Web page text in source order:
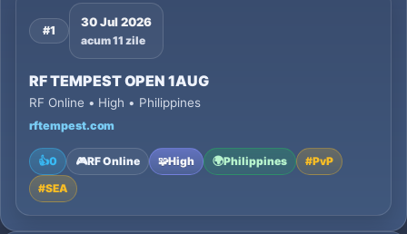
#1
30 Jul 2026
acum 11 zile
RF TEMPEST OPEN 1AUG
RF Online • High • Philippines
rftempest.com
👍0 🎮RF Online 🧩High 🌍Philippines #PvP
#SEA